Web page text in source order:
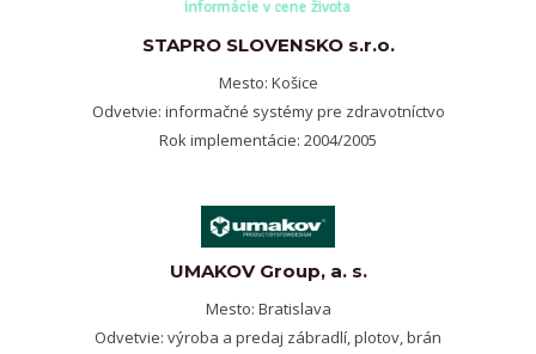
STAPRO SLOVENSKO s.r.o.
Mesto: Košice
Odvetvie: informačné systémy pre zdravotníctvo
Rok implementácie: 2004/2005
UMAKOV Group, a. s.
Mesto: Bratislava
Odvetvie: výroba a predaj zábradlí, plotov, brán